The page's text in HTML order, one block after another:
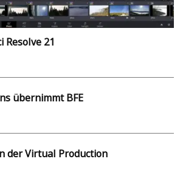
Resolve 21
übernimmt BFE
der Virtual Production